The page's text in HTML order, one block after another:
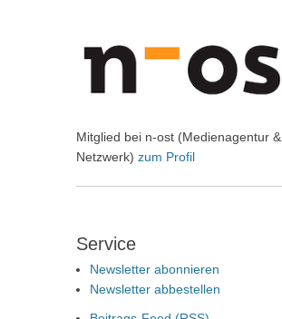
Mitglied bei n-ost (Medienagentur &
Netzwerk) zum Profil
Service
Newsletter abonnieren
Newsletter abbestellen